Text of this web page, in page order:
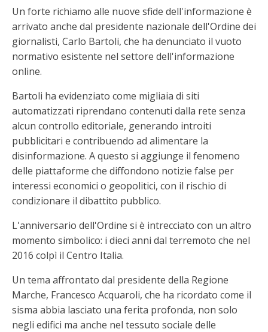
Un forte richiamo alle nuove sfide dell'informazione è
arrivato anche dal presidente nazionale dell'Ordine dei
giornalisti, Carlo Bartoli, che ha denunciato il vuoto
normativo esistente nel settore dell'informazione
online.
Bartoli ha evidenziato come migliaia di siti
automatizzati riprendano contenuti dalla rete senza
alcun controllo editoriale, generando introiti
pubblicitari e contribuendo ad alimentare la
disinformazione. A questo si aggiunge il fenomeno
delle piattaforme che diffondono notizie false per
interessi economici o geopolitici, con il rischio di
condizionare il dibattito pubblico.
L'anniversario dell'Ordine si è intrecciato con un altro
momento simbolico: i dieci anni dal terremoto che nel
2016 colpì il Centro Italia.
Un tema affrontato dal presidente della Regione
Marche, Francesco Acquaroli, che ha ricordato come il
sisma abbia lasciato una ferita profonda, non solo
negli edifici ma anche nel tessuto sociale delle